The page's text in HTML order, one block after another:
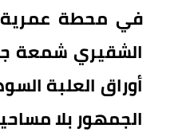
في محطة عمرية
الشقيري شمعة
أوراق العلبة
الجمهور بلا